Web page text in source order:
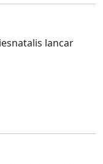
lancar